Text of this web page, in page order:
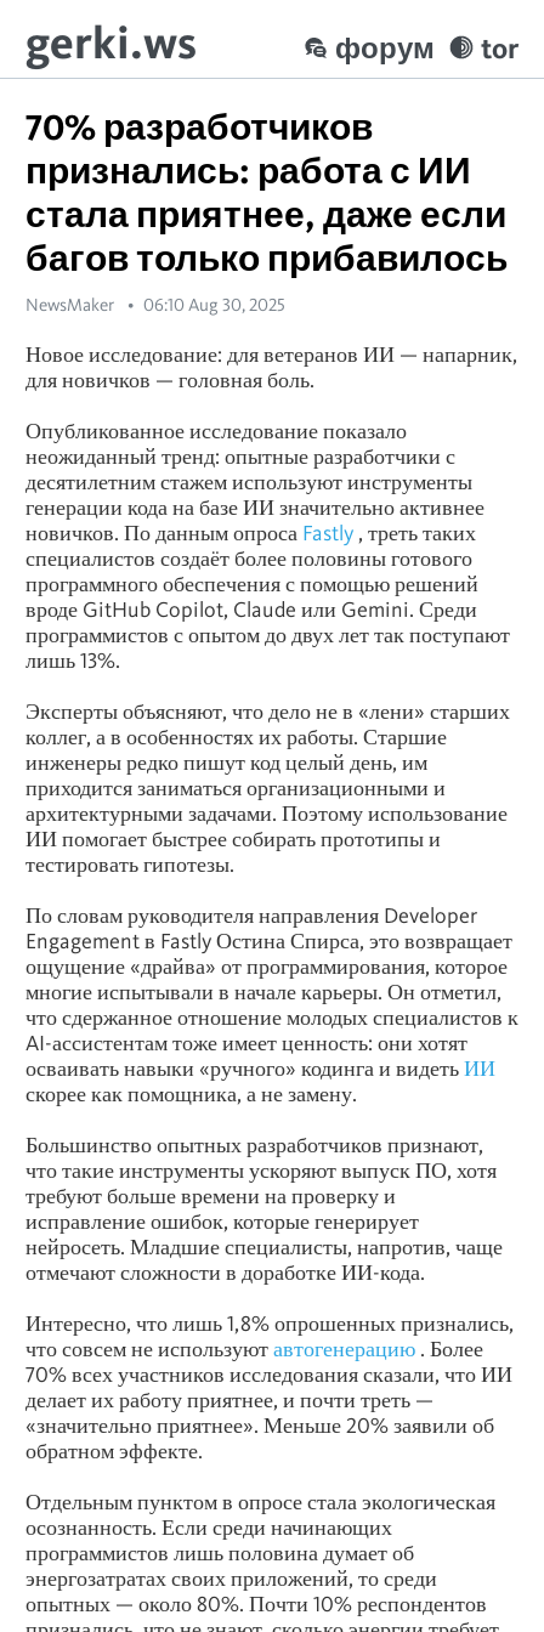
gerki.ws tor
форум
70% разработчиков
признались: работа с ИИ
стала приятнее, даже если
багов только прибавилось
NewsMaker 06:10 Aug 30, 2025
Новое исследование: для ветеранов ИИ — напарник,
для новичков — головная боль.
Опубликованное исследование показало
неожиданный тренд: опытные разработчики с
десятилетним стажем используют инструменты
генерации кода на базе ИИ значительно активнее
новичков. По данным опроса Fastly , треть таких
специалистов создаёт более половины готового
программного обеспечения с помощью решений
вроде GitHub Copilot, Claude или Gemini. Среди
программистов с опытом до двух лет так поступают
лишь 13%.
Эксперты объясняют, что дело не в «лени» старших
коллег, а в особенностях их работы. Старшие
инженеры редко пишут код целый день, им
приходится заниматься организационными и
архитектурными задачами. Поэтому использование
ИИ помогает быстрее собирать прототипы и
тестировать гипотезы.
По словам руководителя направления Developer
Engagement в Fastly Остина Спирса, это возвращает
ощущение «драйва» от программирования, которое
многие испытывали в начале карьеры. Он отметил,
что сдержанное отношение молодых специалистов к
AI-ассистентам тоже имеет ценность: они хотят
осваивать навыки «ручного» кодинга и видетьИИ
скорее как помощника, а не замену.
Большинство опытных разработчиков признают,
что такие инструменты ускоряют выпуск ПО, хотя
требуют больше времени на проверку и
исправление ошибок, которые генерирует
нейросеть. Младшие специалисты, напротив, чаще
отмечают сложности в доработке ИИ-кода.
Интересно, что лишь 1,8% опрошенных признались,
что совсем не используютавтогенерацию . Более
70% всех участников исследования сказали, что ИИ
делает их работу приятнее, и почти треть —
«значительно приятнее». Меньше 20% заявили об
обратном эффекте.
Отдельным пунктом в опросе стала экологическая
осознанность. Если среди начинающих
программистов лишь половина думает об
энергозатратах своих приложений, то среди
опытных — около 80%. Почти 10% респондентов